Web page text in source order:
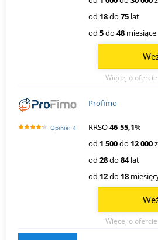
od 18do 75 lat
od 5do 48 miesiące
Więcej o ofercie
Opinie: 4
Profimo
RRSO46-55,1%
od 1 500do 12 000
od 28do 84lat
od 12do 18
Więcej o ofercie